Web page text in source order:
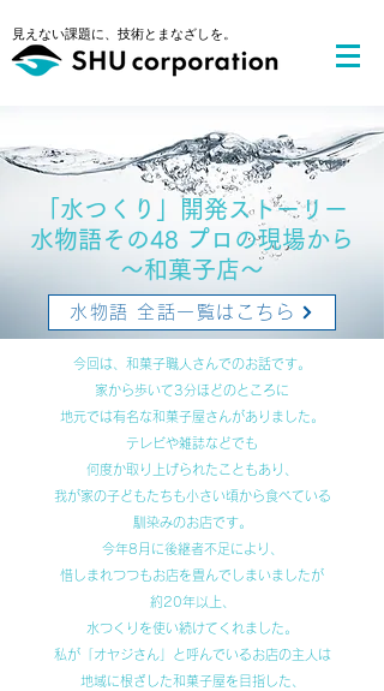
​見えない課題に、技術とまなざしを。
​「水つくり」開発ストーリー
水物語その48 プロの現場から
～和菓子店～
水物語 全話一覧はこちら
今回は、和菓子職人さんでのお話です。
家から歩いて3分ほどのところに
地元では有名な和菓子屋さんがありました。
テレビや雑誌などでも
何度か取り上げられたこともあり、
我が家の子どもたちも小さい頃から食べている
馴染みのお店です。
今年8月に後継者不足により、
惜しまれつつもお店を畳んでしまいましたが
約20年以上、
水つくりを使い続けてくれました。
私が「オヤジさん」と呼んでいるお店の主人は
地域に根ざした和菓子屋を目指した、